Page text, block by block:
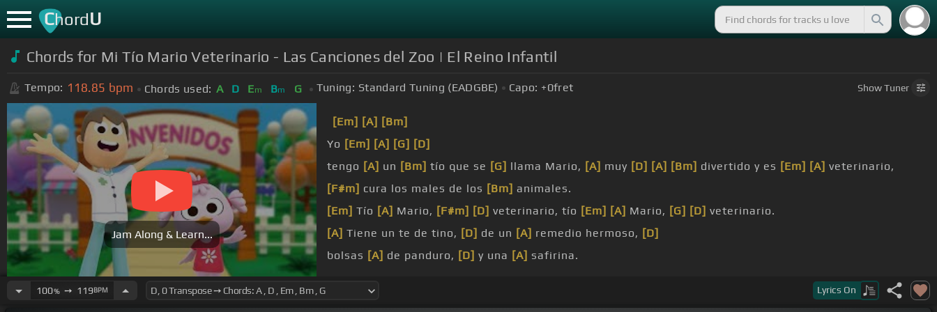
ChordU
Chords for Mi Tío Mario Veterinario - Las Canciones del Zoo | El Reino Infantil
Tempo: 118.85 bpm Chords used: A D Em Bm G Tuning: Standard Tuning (EADGBE) Capo: +0fret ShowTuner
Jam Along & Learn...
[Em] [A] [Bm]
Yo [Em] [A] [G] [D]
tengo [A] un [Bm] tío que se [G] llama Mario, [A] muy [D] [A] [Bm] divertido y es [Em] [A] veterinario,
[F#m] cura los males de los [Bm] animales.
[Em] Tío [A] Mario, [F#m] [D] veterinario, tío [Em] [A] Mario, [G] [D] veterinario.
[A] Tiene un te de tino, [D] de un [A] remedio hermoso, [D]
bolsas [A] de panduro, [D] y una [A] safirina.
100%➙ 119BPM Lyrics On